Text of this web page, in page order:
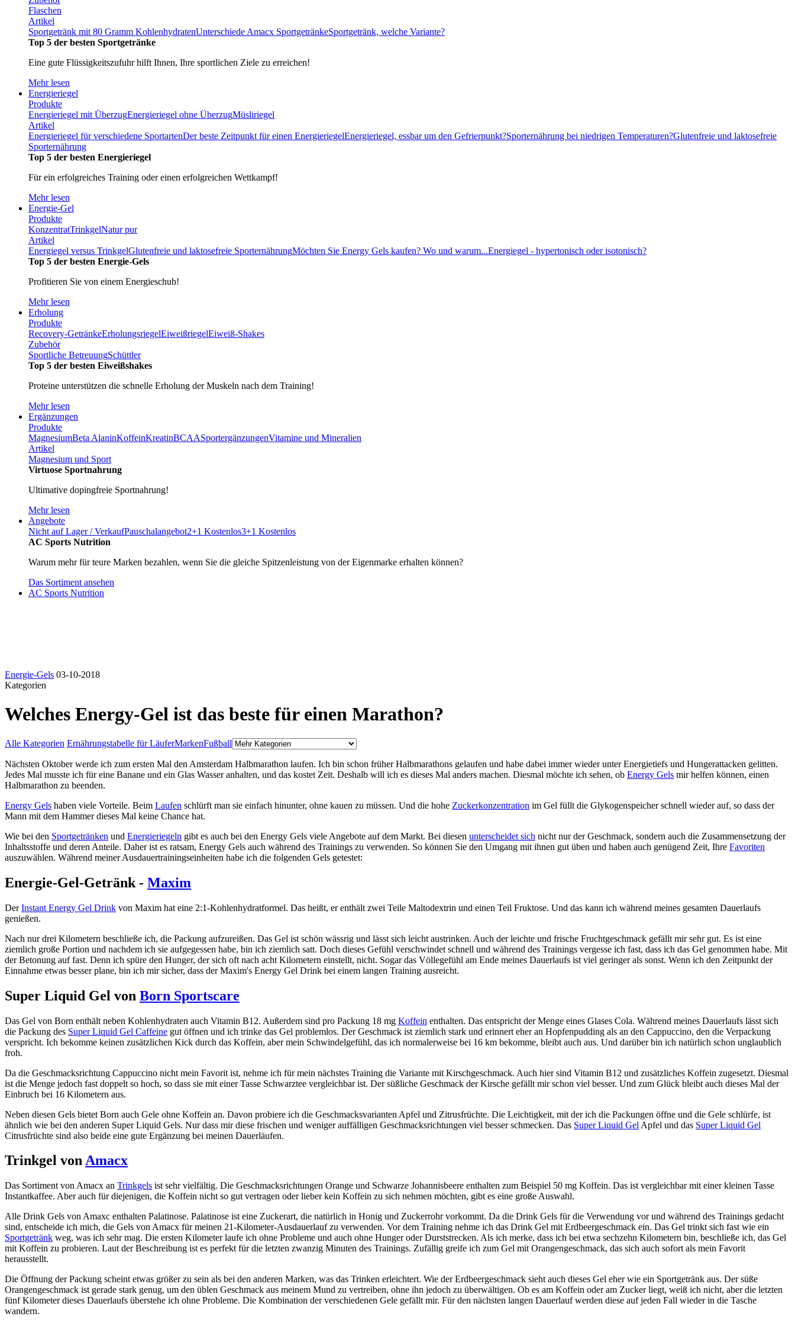
Flaschen
Artikel
Sportgetränk mit 80 Gramm KohlenhydratenUnterschiede Amacx SportgetränkeSportgetränk, welche Variante?
Top 5 der besten Sportgetränke
Eine gute Flüssigkeitszufuhr hilft Ihnen, Ihre sportlichen Ziele zu erreichen!
Mehr lesen
Energieriegel
Produkte
Energieriegel mit ÜberzugEnergieriegel ohne ÜberzugMüsliriegel
Artikel
Energieriegel für verschiedene SportartenDer beste Zeitpunkt für einen EnergieriegelEnergieriegel, essbar um den Gefrierpunkt?Sporternährung bei niedrigen Temperaturen?Glutenfreie und laktosefreie
Sporternährung
Top 5 der besten Energieriegel
Für ein erfolgreiches Training oder einen erfolgreichen Wettkampf!
Mehr lesen
Energie-Gel
Produkte
KonzentratTrinkgelNatur pur
Artikel
Energiegel versus TrinkgelGlutenfreie und laktosefreie SporternährungMöchten Sie Energy Gels kaufen? Wo und warum...Energiegel - hypertonisch oder isotonisch?
Top 5 der besten Energie-Gels
Profitieren Sie von einem Energieschub!
Mehr lesen
Erholung
Produkte
Recovery-GetränkeErholungsriegelEiweißriegelEiweiß-Shakes
Zubehör
Sportliche BetreuungSchüttler
Top 5 der besten Eiweißshakes
Proteine unterstützen die schnelle Erholung der Muskeln nach dem Training!
Mehr lesen
Ergänzungen
Produkte
MagnesiumBeta AlaninKoffeinKreatinBCAASportergänzungenVitamine und Mineralien
Artikel
Magnesium und Sport
Virtuose Sportnahrung
Ultimative dopingfreie Sportnahrung!
Mehr lesen
Angebote
Nicht auf Lager / VerkaufPauschalangebot2+1 Kostenlos3+1 Kostenlos
AC Sports Nutrition
Warum mehr für teure Marken bezahlen, wenn Sie die gleiche Spitzenleistung von der Eigenmarke erhalten können?
Das Sortiment ansehen
AC Sports Nutrition
Energie-Gels 03-10-2018
Kategorien
Welches Energy-Gel ist das beste für einen Marathon?
Alle Kategorien Ernährungstabelle für LäuferMarkenFußball
Nächsten Oktober werde ich zum ersten Mal den Amsterdam Halbmarathon laufen. Ich bin schon früher Halbmarathons gelaufen und habe dabei immer wieder unter Energietiefs und Hungerattacken gelitten.
Jedes Mal musste ich für eine Banane und ein Glas Wasser anhalten, und das kostet Zeit. Deshalb will ich es dieses Mal anders machen. Diesmal möchte ich sehen, ob Energy Gels mir helfen können, einen
Halbmarathon zu beenden.
Energy Gels haben viele Vorteile. Beim Laufen schlürft man sie einfach hinunter, ohne kauen zu müssen. Und die hohe Zuckerkonzentration im Gel füllt die Glykogenspeicher schnell wieder auf, so dass der
Mann mit dem Hammer dieses Mal keine Chance hat.
Wie bei den Sportgetränken und Energieriegeln gibt es auch bei den Energy Gels viele Angebote auf dem Markt. Bei diesen unterscheidet sich nicht nur der Geschmack, sondern auch die Zusammensetzung der
Inhaltsstoffe und deren Anteile. Daher ist es ratsam, Energy Gels auch während des Trainings zu verwenden. So können Sie den Umgang mit ihnen gut üben und haben auch genügend Zeit, Ihre Favoriten
auszuwählen. Während meiner Ausdauertrainingseinheiten habe ich die folgenden Gels getestet:
Energie-Gel-Getränk - Maxim
DerInstant Energy Gel Drink von Maxim hat eine 2:1-Kohlenhydratformel. Das heißt, er enthält zwei Teile Maltodextrin und einen Teil Fruktose. Und das kann ich während meines gesamten Dauerlaufs
genießen.
Nach nur drei Kilometern beschließe ich, die Packung aufzureißen. Das Gel ist schön wässrig und lässt sich leicht austrinken. Auch der leichte und frische Fruchtgeschmack gefällt mir sehr gut. Es ist eine
ziemlich große Portion und nachdem ich sie aufgegessen habe, bin ich ziemlich satt. Doch dieses Gefühl verschwindet schnell und während des Trainings vergesse ich fast, dass ich das Gel genommen habe. Mit
der Betonung auf fast. Denn ich spüre den Hunger, der sich oft nach acht Kilometern einstellt, nicht. Sogar das Völlegefühl am Ende meines Dauerlaufs ist viel geringer als sonst. Wenn ich den Zeitpunkt der
Einnahme etwas besser plane, bin ich mir sicher, dass der Maxim's Energy Gel Drink bei einem langen Training ausreicht.
Super Liquid Gel von Born Sportscare
Das Gel von Born enthält neben Kohlenhydraten auch Vitamin B12. Außerdem sind pro Packung 18 mg Koffein enthalten. Das entspricht der Menge eines Glases Cola. Während meines Dauerlaufs lässt sich
die Packung des Super Liquid Gel Caffeine gut öffnen und ich trinke das Gel problemlos. Der Geschmack ist ziemlich stark und erinnert eher an Hopfenpudding als an den Cappuccino, den die Verpackung
verspricht. Ich bekomme keinen zusätzlichen Kick durch das Koffein, aber mein Schwindelgefühl, das ich normalerweise bei 16 km bekomme, bleibt auch aus. Und darüber bin ich natürlich schon unglaublich
froh.
Da die Geschmacksrichtung Cappuccino nicht mein Favorit ist, nehme ich für mein nächstes Training die Variante mit Kirschgeschmack. Auch hier sind Vitamin B12 und zusätzliches Koffein zugesetzt. Diesmal
ist die Menge jedoch fast doppelt so hoch, so dass sie mit einer Tasse Schwarztee vergleichbar ist. Der süßliche Geschmack der Kirsche gefällt mir schon viel besser. Und zum Glück bleibt auch dieses Mal der
Einbruch bei 16 Kilometern aus.
Neben diesen Gels bietet Born auch Gele ohne Koffein an. Davon probiere ich die Geschmacksvarianten Apfel und Zitrusfrüchte. Die Leichtigkeit, mit der ich die Packungen öffne und die Gele schlürfe, ist
ähnlich wie bei den anderen Super Liquid Gels. Nur dass mir diese frischen und weniger auffälligen Geschmacksrichtungen viel besser schmecken. Das Super Liquid Gel Apfel und das Super Liquid Gel
Citrusfrüchte sind also beide eine gute Ergänzung bei meinen Dauerläufen.
Trinkgel vonAmacx
Das Sortiment von Amacx an Trinkgels ist sehr vielfältig. Die Geschmacksrichtungen Orange und Schwarze Johannisbeere enthalten zum Beispiel 50 mg Koffein. Das ist vergleichbar mit einer kleinen Tasse
Instantkaffee. Aber auch für diejenigen, die Koffein nicht so gut vertragen oder lieber kein Koffein zu sich nehmen möchten, gibt es eine große Auswahl.
Alle Drink Gels von Amaxc enthalten Palatinose. Palatinose ist eine Zuckerart, die natürlich in Honig und Zuckerrohr vorkommt. Da die Drink Gels für die Verwendung vor und während des Trainings gedacht
sind, entscheide ich mich, die Gels von Amacx für meinen 21-Kilometer-Ausdauerlauf zu verwenden. Vor dem Training nehme ich das Drink Gel mit Erdbeergeschmack ein. Das Gel trinkt sich fast wie ein
Sportgetränk weg, was ich sehr mag. Die ersten Kilometer laufe ich ohne Probleme und auch ohne Hunger oder Durststrecken. Als ich merke, dass ich bei etwa sechzehn Kilometern bin, beschließe ich, das Gel
mit Koffein zu probieren. Laut der Beschreibung ist es perfekt für die letzten zwanzig Minuten des Trainings. Zufällig greife ich zum Gel mit Orangengeschmack, das sich auch sofort als mein Favorit
herausstellt.
Die Öffnung der Packung scheint etwas größer zu sein als bei den anderen Marken, was das Trinken erleichtert. Wie der Erdbeergeschmack sieht auch dieses Gel eher wie ein Sportgetränk aus. Der süße
Orangengeschmack ist gerade stark genug, um den üblen Geschmack aus meinem Mund zu vertreiben, ohne ihn jedoch zu überwältigen. Ob es am Koffein oder am Zucker liegt, weiß ich nicht, aber die letzten
fünf Kilometer dieses Dauerlaufs überstehe ich ohne Probleme. Die Kombination der verschiedenen Gele gefällt mir. Für den nächsten langen Dauerlauf werden diese auf jeden Fall wieder in die Tasche
wandern.